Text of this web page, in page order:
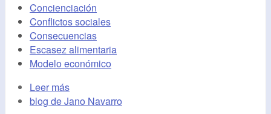
Concienciación
Conflictos sociales
Consecuencias
Escasez alimentaria
Modelo económico
Leer más
blog de Jano Navarro